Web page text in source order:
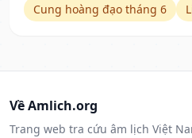
Cung hoàng đạo tháng 6
Về Amlich.org
Trang web tra cứu âm lịch Việt